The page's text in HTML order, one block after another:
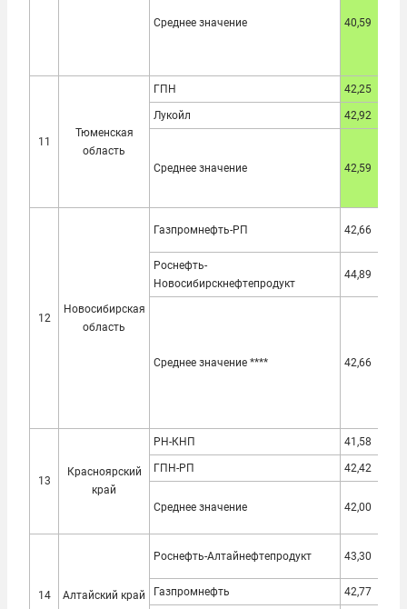
Среднее значение 40,59
11
Тюменская
область
ГПН 42,25
Лукойл 42,92
Среднее значение 42,59
12
Новосибирская
область
Газпромнефть-РП 42,66
Роснефть-
Новосибирскнефтепродукт
44,89
Среднее значение **** 42,66
13
Красноярский
край
РН-КНП 41,58
ГПН-РП 42,42
Среднее значение 42,00
14 Алтайский край
Роснефть-Алтайнефтепродукт 43,30
Газпромнефть 42,77